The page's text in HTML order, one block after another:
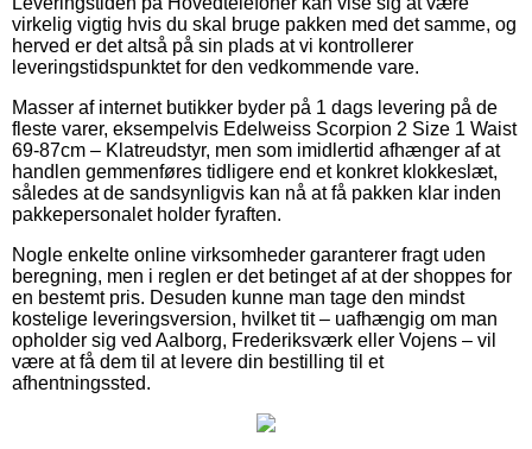
virkelig vigtig hvis du skal bruge pakken med det samme, og
herved er det altså på sin plads at vi kontrollerer
leveringstidspunktet for den vedkommende vare.
Masser af internet butikker byder på 1 dags levering på de
fleste varer, eksempelvis Edelweiss Scorpion 2 Size 1 Waist
69-87cm – Klatreudstyr, men som imidlertid afhænger af at
handlen gemmenføres tidligere end et konkret klokkeslæt,
således at de sandsynligvis kan nå at få pakken klar inden
pakkepersonalet holder fyraften.
Nogle enkelte online virksomheder garanterer fragt uden
beregning, men i reglen er det betinget af at der shoppes for
en bestemt pris. Desuden kunne man tage den mindst
kostelige leveringsversion, hvilket tit – uafhængig om man
opholder sig ved Aalborg, Frederiksværk eller Vojens – vil
være at få dem til at levere din bestilling til et
afhentningssted.